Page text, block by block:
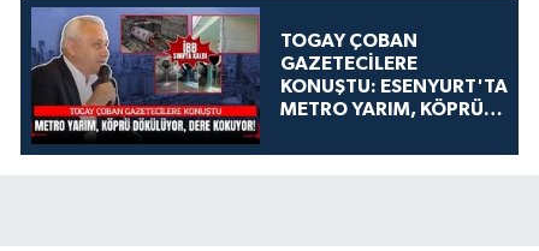
TOGAY ÇOBAN
GAZETECİLERE
KONUŞTU: ESENYURT'TA
METRO YARIM, KÖPRÜ
KOKUYOR!